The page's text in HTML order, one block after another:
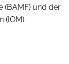
(BAMF) und der
(IOM)